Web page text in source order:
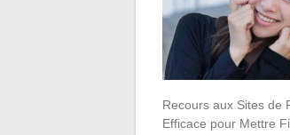
Recours aux Sites de
Efficace pour Mettre